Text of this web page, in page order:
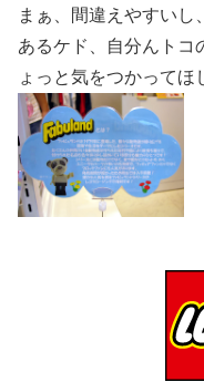
まぁ、間違えやすい
あるケド、自分んトコ
ょっと気をつかってほ